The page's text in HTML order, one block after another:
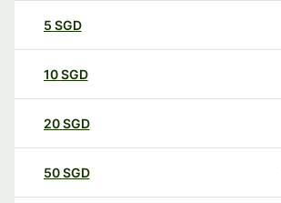
5 SGD
10SGD
20SGD
50SGD